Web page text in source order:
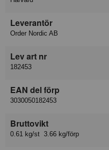
Leverantör
Order Nordic AB
Lev art nr
182453
EAN del förp
3030050182453
Bruttovikt
0.61 kg/st 3.66 kg/förp